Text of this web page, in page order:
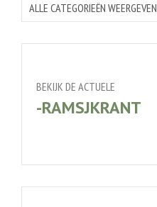
ALLE CATEGORIEËN WEERGEVEN
BEKIJK DE ACTUELE
-RAMSJKRANT